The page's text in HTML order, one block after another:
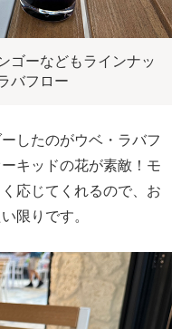
ゴーなどもラインナッ
バフロー
したのがウベ・ラバフ
キッドの花が素敵！モ
応じてくれるので、お
限りです。